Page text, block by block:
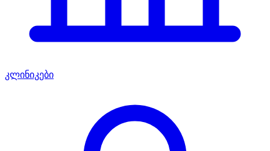
კლინიკები